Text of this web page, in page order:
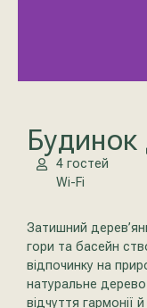
4 гостей
Wi-Fi
Затишний
гори та басейн
відпочинку на
натуральне
відчуття гармонії